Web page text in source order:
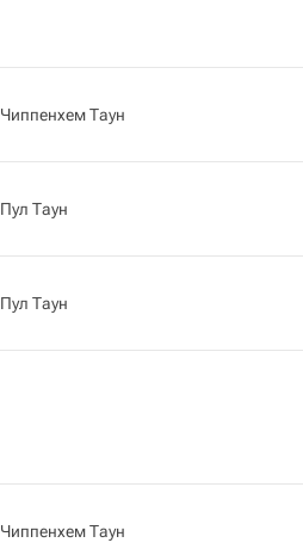
Чиппенхем Таун
Пул Таун
Пул Таун
Чиппенхем Таун